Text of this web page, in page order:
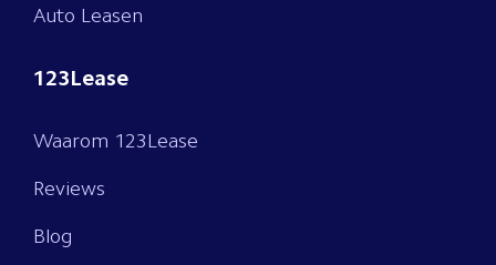
Auto Leasen
123Lease
Waarom 123Lease
Reviews
Blog